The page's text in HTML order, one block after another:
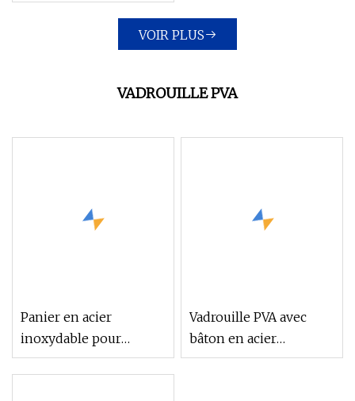
VOIR PLUS
VADROUILLE PVA
Panier en acier
inoxydable pour
vadrouille magique,
Vadrouille PVA avec
bâton en acier
inoxydable